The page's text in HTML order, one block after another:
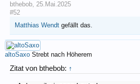
bthebob, 25.Mai.2025
#52
Matthias Wendt gefällt das.
altoSaxo Strebt nach Höherem
Zitat von bthebob: ↑